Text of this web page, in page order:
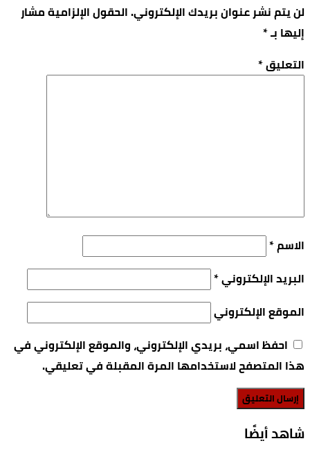
لن يتم نشر عنوان بريدك الإلكتروني.الحقول الإلزامية مشار
إليها بـ*
التعليق*
الاسم*
البريد الإلكتروني*
الموقع الإلكتروني
احفظ اسمي، بريدي الإلكتروني، والموقع الإلكتروني في
هذا المتصفح لاستخدامها المرة المقبلة في تعليقي.
‫شاهد أيضًا‬